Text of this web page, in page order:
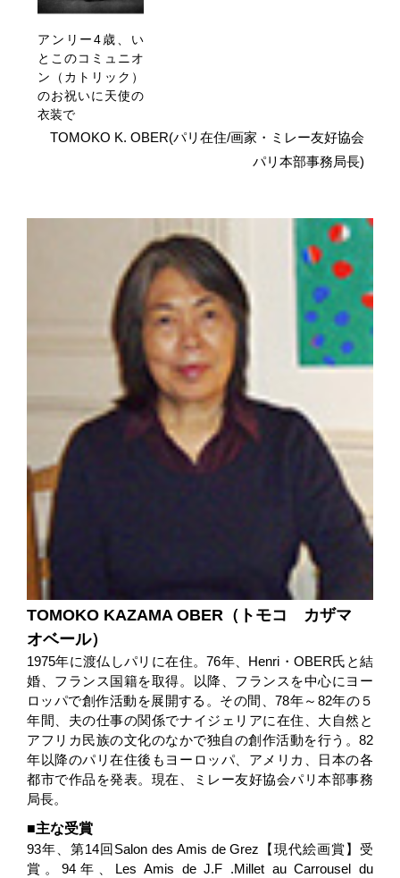
アンリー4歳、い
とこのコミュニオ
ン（カトリック）
のお祝いに天使の
衣装で
TOMOKO K. OBER(パリ在住/画家・ミレー友好協会
パリ本部事務局長)
TOMOKO KAZAMA OBER（トモコ カザマ
オベール）
1975年に渡仏しパリに在住。76年、Henri・OBER氏と結
婚、フランス国籍を取得。以降、フランスを中心にヨー
ロッパで創作活動を展開する。その間、78年～82年の５
年間、夫の仕事の関係でナイジェリアに在住、大自然と
アフリカ民族の文化のなかで独自の創作活動を行う。82
年以降のパリ在住後もヨーロッパ、アメリカ、日本の各
都市で作品を発表。現在、ミレー友好協会パリ本部事務
局長。
主な受賞
93年、第14回Salon des Amis de Grez【現代絵画賞】受
賞。94年、Les Amis de J.F .Millet au Carrousel du